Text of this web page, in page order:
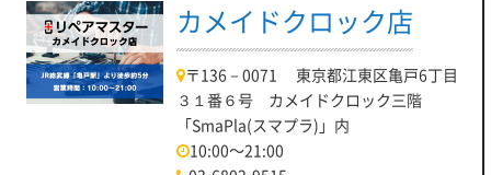
カメイドクロック店
〒136－0071 東京都江東区亀戸6丁目
３１番６号 カメイドクロック三階
「SmaPla(スマプラ)」内
10:00～21:00